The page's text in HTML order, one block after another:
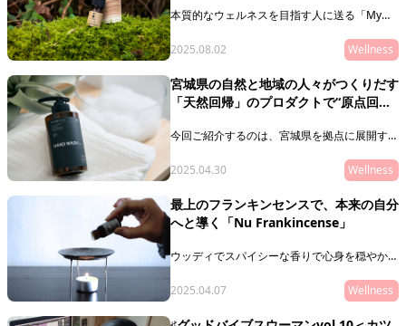
本質的なウェルネスを目指す人に送る「My
県の神山を拠点に活動する「SHIZQ（しず
く）」。山や川を守るために「木を使う」とい
しています。
「質がいいもの」の奥に潜むリレーションシッ
50年後の私たちの未来に繋げていきましょ
う。
2025.08.02 Wellness
宮城県の自然と地域の人々がつくりだす
「天然回帰」のプロダクトで“原点回
今回ご紹介するのは、宮城県を拠点に展開する
根ざした生産者たちが自然の恵みを活かし、豊
かな循環が生まれる製造方法により作り出した
まざまな背景が映し出された製品を手に取るこ
とで、あなたの五感が目覚めるかもしれませ
2025.04.30 Wellness
最上のフランキンセンスで、本来の自分
へと導く「Nu Frankincense」
ウッディでスパイシーな香りで心身を穏やかに
極めて難しい種のため、なかなか上質なものに
も出会えないのが実情。今回は希少とされる南
2025.04.07 Wellness